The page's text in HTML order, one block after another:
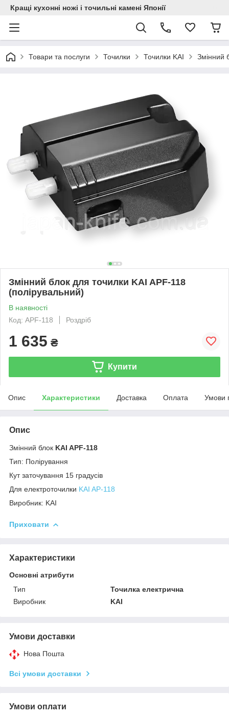
Кращі кухонні ножі і точильні камені Японії
Товари та послуги Точилки Точилки KAI Змінний
Змінний блок для точилки KAI APF-118
(полірувальний)
В наявності
Код: APF-118
Роздріб
1 635 ₴
Купити
Опис Характеристики Доставка Оплата Умови
Опис
Змінний блок KAI APF-118
Тип: Полірування
Кут заточування 15 градусів
Для електроточилки KAI AP-118
Виробник: KAI
Приховати
Характеристики
Основні атрибути
Тип
Точилка електрична
Виробник
KAI
Умови доставки
Нова Пошта
Всі умови доставки
Умови оплати